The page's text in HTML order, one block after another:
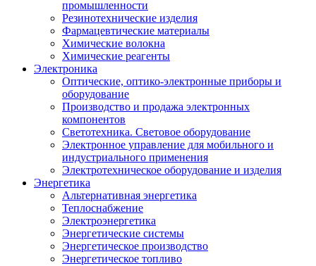
промышленности
Резинотехнические изделия
Фармацевтические материалы
Химические волокна
Химические реагенты
Электроника
Оптические, оптико-электронные приборы и
оборудование
Производство и продажа электронных
компонентов
Светотехника. Световое оборудование
Электронное управление для мобильного и
индустриального применения
Электротехническое оборудование и изделия
Энергетика
Альтернативная энергетика
Теплоснабжение
Электроэнергетика
Энергетические системы
Энергетическое производство
Энергетическое топливо